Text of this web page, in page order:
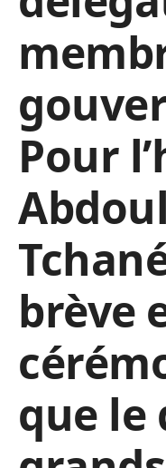
Pour
brève
que le